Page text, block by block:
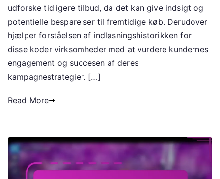
tilbud,
Indløsningshistorik
udforske tidligere tilbud, da det kan give indsigt og
potentielle besparelser til fremtidige køb. Derudover
hjælper forståelsen af indløsningshistorikken for
disse koder virksomheder med at vurdere kundernes
engagement og succesen af deres
kampagnestrategier. […]
Read More